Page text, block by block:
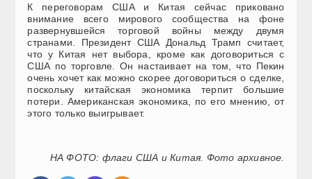
К переговорам США и Китая сейчас приковано
внимание всего мирового сообщества на фоне
развернувшейся торговой войны между двумя
странами. Президент США Дональд Трамп считает,
что у Китая нет выбора, кроме как договориться с
США по торговле. Он настаивает на том, что Пекин
очень хочет как можно скорее договориться о сделке,
поскольку китайская экономика терпит большие
потери. Американская экономика, по его мнению, от
этого только выигрывает.
НА ФОТО: флаги США и Китая. Фото архивное.